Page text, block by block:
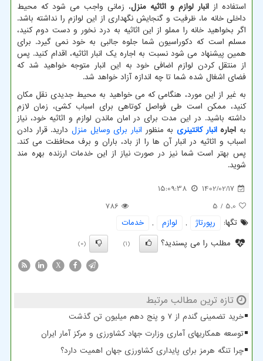
استفاده از انبار لوازم و اثاثیه منزل، زمانی واجب می شود که محیط
داخلی خانه ما، ظرفیت و گنجایش نگهداری از این لوازم را نداشته باشد.
اگر بخواهید خانه را مملو از این اثاثیه به درد نخور و دست دوم کنید،
مسلم است که دکوراسیون شما جلوه جالبی به خود نمی گیرد. برای
همین پیشنهاد می شود نسبت به اجاره یک انبار اثاثیه، اقدام کنید. پس
از منتقل کردن لوازم اضافی خود به این انبار متوجه خواهید شد که
فضای اشغال شده شما تا چه اندازه آزاد خواهد شد.
به غیر از این مورد، هنگامی که می خواهید به محیط جدیدی نقل مکان
کنید، ممکن است طی فواصل کوتاهی برای اسباب کشی، زمان لازم
داشته باشید. در این مدت برای در امان ماندن لوازم و اثاثیه خود، نیاز
به اجارهانبار کانتینری به منظور انبار برای وسایل منزل دارید. قرار دادن
اسباب و اثاثیه در انبار آن ها را از باد، باران و برف محافظت می کند.
پس بهتر است شما نیز در صورت نیاز از این خدمات ارزنده بهره مند
شوید.
1402/02/17
15:09:38
5.0
/ 5
786
تگها:
رپورتاژ , لوازم ,
خدمات
مطلب را می پسندید؟
(1)
(0)
X
تازه ترین مطالب مرتبط
خرید تضمینی گندم از ۷ و پنج دهم میلیون تن گذشت
توسعه همکاریهای آماری وزارت جهاد کشاورزی و مرکز آمار ایران
چرا تنگه هرمز برای پایداری کشاورزی جهان اهمیت دارد؟